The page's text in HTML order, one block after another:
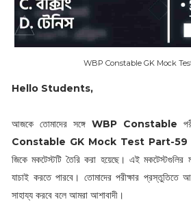
WBP Constable GK Mock
Hello Students,
আজকে তোমাদের সঙ্গে WBP Constable
Constable GK Mock Test Part-59
জিকে মকটেস্টটি তৈরি করা হয়েছে। এই মকটেস্টগুলির
যাচাই করতে পারবে। তোমাদের পরীক্ষার প্রস্তুতিতে
সাহায্য করবে বলে আমরা আশাবাদী।